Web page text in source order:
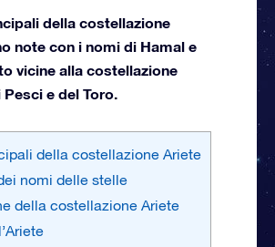
della costellazione
note con i nomi di Hamal e
vicine alla costellazione
e del Toro.
della costellazione Ariete
nomi delle stelle
della costellazione Ariete